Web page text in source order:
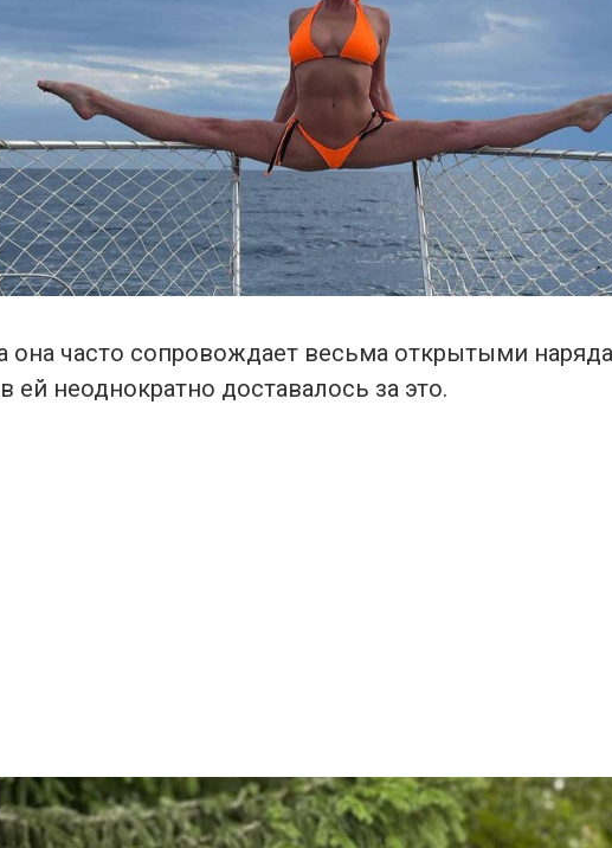
она часто сопровождает весьма открытыми
ей неоднократно доставалось за это.